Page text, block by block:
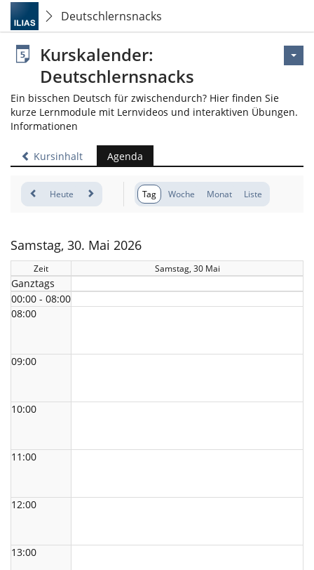
Deutschlernsnacks
Kurskalender:
Deutschlernsnacks
Ein bisschen Deutsch für zwischendurch? Hier finden Sie
kurze Lernmodule mit Lernvideos und interaktiven Übungen.
Informationen
Kursinhalt Agenda
Heute Tag Woche Monat Liste
Samstag, 30. Mai 2026
Zeit Samstag, 30 Mai
Ganztags
00:00 - 08:00
08:00
09:00
10:00
11:00
12:00
13:00